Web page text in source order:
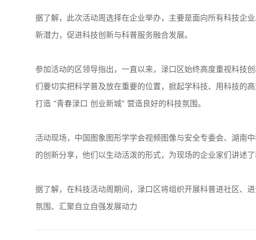
据了解，此次活动周选择在企业举办，主要是面向所有科技企
新潜力，促进科技创新与科普服务融合发展。
参加活动的区领导指出，一直以来，渌口区始终高度重视科技
们要切实把科学普及放在重要的位置，掀起学科技、用科技的
打造 “青春渌口 创业新城” 营造良好的科技氛围。
活动现场，中国图象图形学学会视频图像与安全专委会、湖南
的创新分享，他们以生动活泼的形式，为现场的企业家们讲述了
据了解，在科技活动周期间，渌口区将组织开展科普进社区、
氛围、汇聚自立自强发展动力